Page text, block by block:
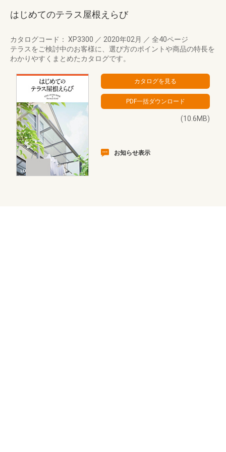
はじめてのテラス屋根えらび
カタログコード： XP3300 ／ 2020年02月 ／ 全40ページ
テラスをご検討中のお客様に、選び方のポイントや商品の特長を
わかりやすくまとめたカタログです。
(10.6MB)
お知らせ表示